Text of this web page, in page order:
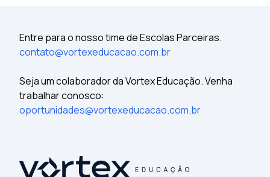
Entre para o nosso time de Escolas Parceiras.
contato@vortexeducacao.com.br
Seja um colaborador da Vortex Educação. Venha
trabalhar conosco:
oportunidades@vortexeducacao.com.br